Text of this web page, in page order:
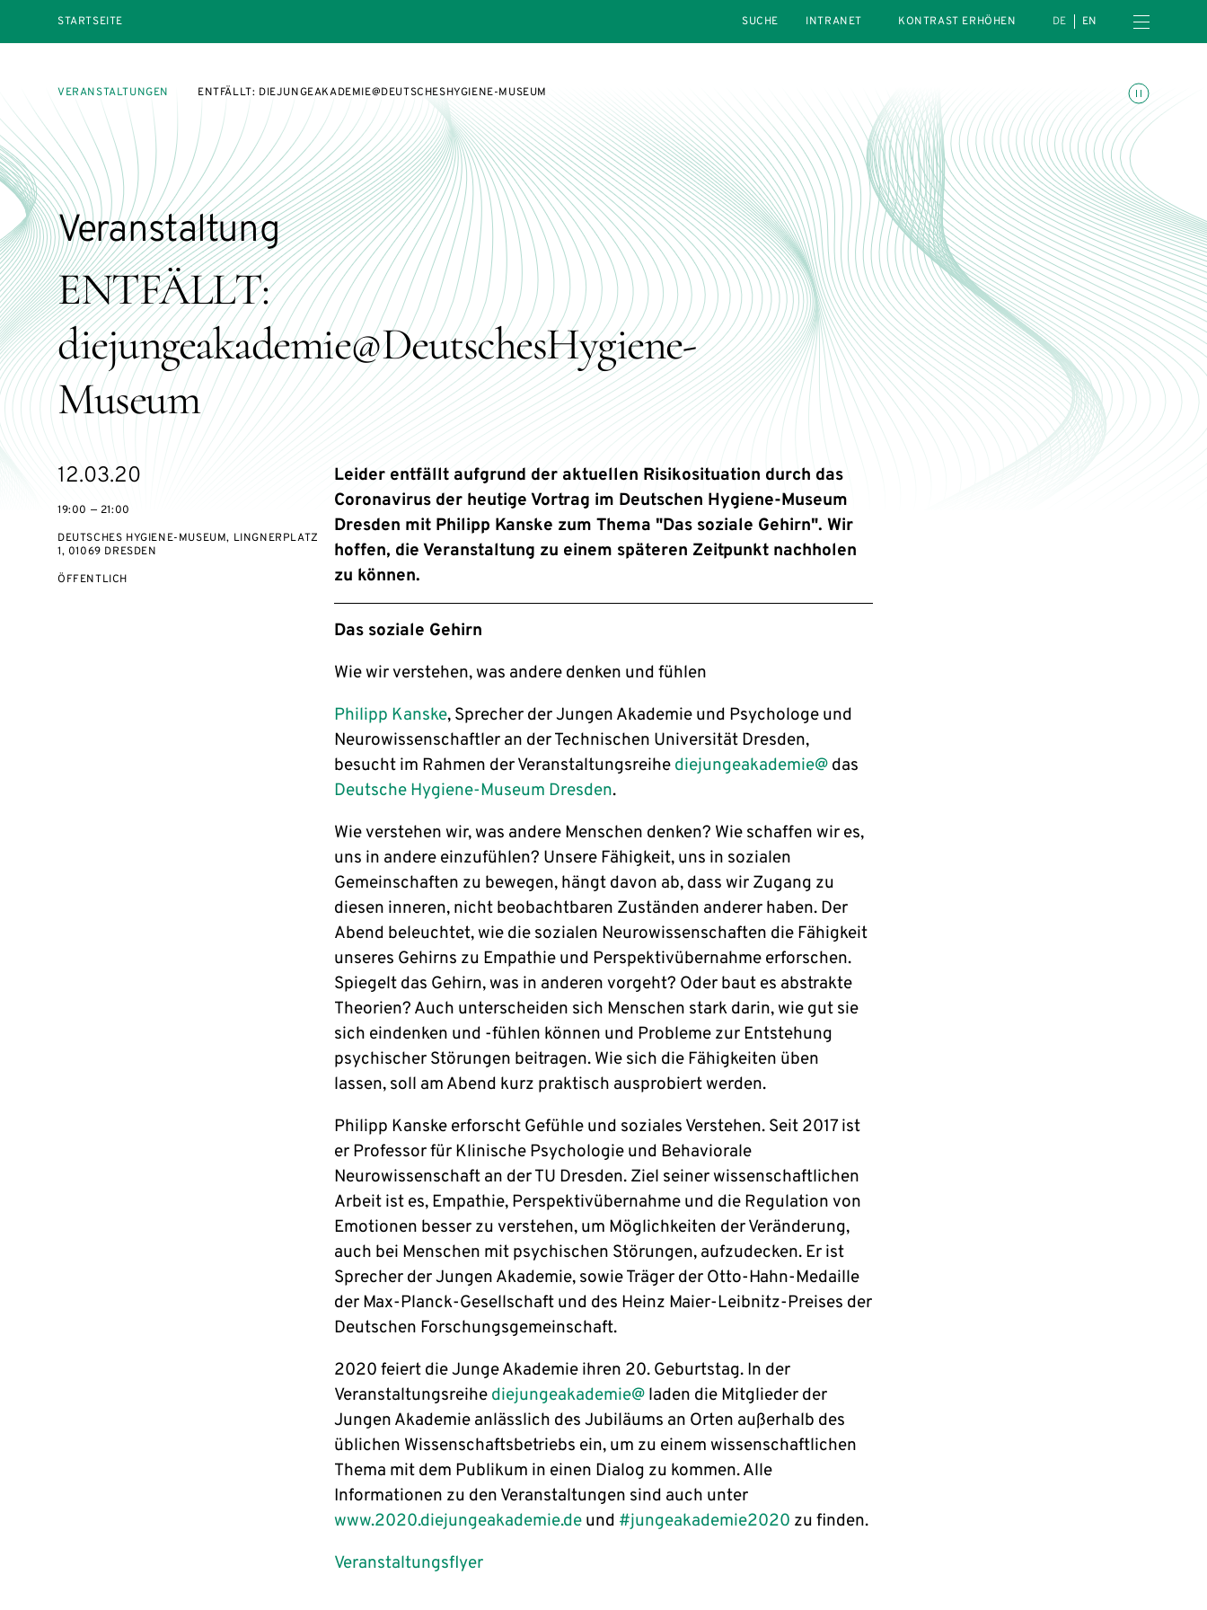
STARTSEITE
INTRANET
KONTRAST ERHÖHEN DE EN Menü öffnen
Animationen umschalten
VERANSTALTUNGEN ENTFÄLLT: DIEJUNGEAKADEMIE@DEUTSCHESHYGIENE-MUSEUM
ENTFÄLLT:
diejungeakademie@DeutschesHygiene-
Museum
Veranstaltung
eventBeginsOn
12.03.20
19:00 — 21:00
DEUTSCHES HYGIENE-MUSEUM, LINGNERPLATZ
1, 01069 DRESDEN
VERANSTALTUNGSZUGANG:
ÖFFENTLICH
Leider entfällt aufgrund der aktuellen Risikosituation durch das
Coronavirus der heutige Vortrag im Deutschen Hygiene-Museum
Dresden mit Philipp Kanske zum Thema "Das soziale Gehirn". Wir
hoffen, die Veranstaltung zu einem späteren Zeitpunkt nachholen
zu können.
Das soziale Gehirn
Wie wir verstehen, was andere denken und fühlen
Philipp Kanske, Sprecher der Jungen Akademie und Psychologe und
Neurowissenschaftler an der Technischen Universität Dresden,
besucht im Rahmen der Veranstaltungsreihe diejungeakademie@das
Deutsche Hygiene-Museum Dresden.
Wie verstehen wir, was andere Menschen denken? Wie schaffen wir es,
uns in andere einzufühlen? Unsere Fähigkeit, uns in sozialen
Gemeinschaften zu bewegen, hängt davon ab, dass wir Zugang zu
diesen inneren, nicht beobachtbaren Zuständen anderer haben. Der
Abend beleuchtet, wie die sozialen Neurowissenschaften die Fähigkeit
unseres Gehirns zu Empathie und Perspektivübernahme erforschen.
Spiegelt das Gehirn, was in anderen vorgeht? Oder baut es abstrakte
Theorien? Auch unterscheiden sich Menschen stark darin, wie gut sie
sich eindenken und -fühlen können und Probleme zur Entstehung
psychischer Störungen beitragen. Wie sich die Fähigkeiten üben
lassen, soll am Abend kurz praktisch ausprobiert werden.
Philipp Kanske erforscht Gefühle und soziales Verstehen. Seit 2017 ist
er Professor für Klinische Psychologie und Behaviorale
Neurowissenschaft an der TU Dresden. Ziel seiner wissenschaftlichen
Arbeit ist es, Empathie, Perspektivübernahme und die Regulation von
Emotionen besser zu verstehen, um Möglichkeiten der Veränderung,
auch bei Menschen mit psychischen Störungen, aufzudecken. Er ist
Sprecher der Jungen Akademie, sowie Träger der Otto-Hahn-Medaille
der Max-Planck-Gesellschaft und des Heinz Maier-Leibnitz-Preises der
Deutschen Forschungsgemeinschaft.
2020 feiert die Junge Akademie ihren 20. Geburtstag. In der
Veranstaltungsreihe diejungeakademie@laden die Mitglieder der
Jungen Akademie anlässlich des Jubiläums an Orten außerhalb des
üblichen Wissenschaftsbetriebs ein, um zu einem wissenschaftlichen
Thema mit dem Publikum in einen Dialog zu kommen. Alle
Informationen zu den Veranstaltungen sind auch unter
www.2020.diejungeakademie.deund #jungeakademie2020 zu finden.
Veranstaltungsflyer